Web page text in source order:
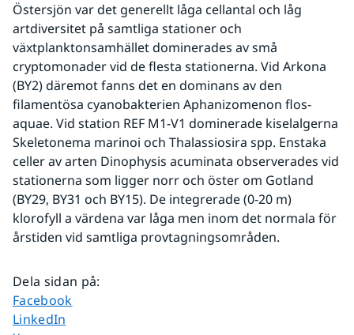
Östersjön var det generellt låga cellantal och låg
artdiversitet på samtliga stationer och
växtplanktonsamhället dominerades av små
cryptomonader vid de flesta stationerna. Vid Arkona
(BY2) däremot fanns det en dominans av den
filamentösa cyanobakterien Aphanizomenon flos-
aquae. Vid station REF M1-V1 dominerade kiselalgerna
Skeletonema marinoi och Thalassiosira spp. Enstaka
celler av arten Dinophysis acuminata observerades vid
stationerna som ligger norr och öster om Gotland
(BY29, BY31 och BY15). De integrerade (0-20 m)
klorofyll a värdena var låga men inom det normala för
årstiden vid samtliga provtagningsområden.
Dela sidan på:
Dela sidan på
Facebook
Dela sidan på
LinkedIn